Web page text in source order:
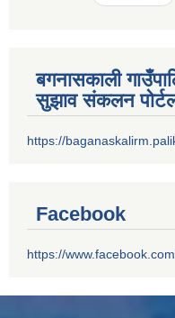
बगनासकाली
सुझाव संकलन
https://
Facebook
https://